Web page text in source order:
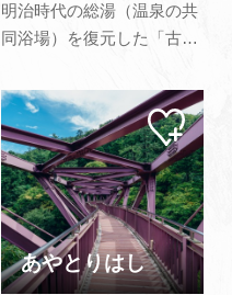
明治時代の総湯（温泉の共
同浴場）を復元した「古総
に誕生しました。 こけら葺
きの屋根と二階の窓が印象
的な外観、内装には当時、
最先端だったステンドグラ
スが湯船に鮮やかな光をお
とし、壁は拭き漆、タイル
にはこれまた当時のままの
絵…
あやとりはし
マイ
ペー
ジに
追加